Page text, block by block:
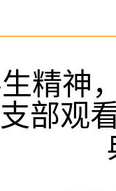
生精
部观